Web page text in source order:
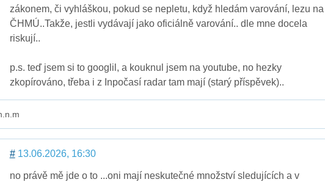
zákonem, či vyhláškou, pokud se nepletu, když hledám varování, lezu na
ČHMÚ..Takže, jestli vydávají jako oficiálně varování.. dle mne docela
riskují..
p.s. teď jsem si to googlil, a kouknul jsem na youtube, no hezky
zkopírováno, třeba i z Inpočasí radar tam mají (starý příspěvek)..
#13.06.2026, 16:30
no právě mě jde o to ...oni mají neskutečné množství sledujících a v